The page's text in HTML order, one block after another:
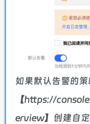
如果默认告警的
【https://
erview】创建自定